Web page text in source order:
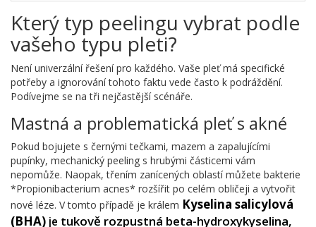
Který typ peelingu vybrat podle
vašeho typu pleti?
Není univerzální řešení pro každého. Vaše pleť má specifické
potřeby a ignorování tohoto faktu vede často k podráždění.
Podívejme se na tři nejčastější scénáře.
Mastná a problematická pleť s akné
Pokud bojujete s černými tečkami, mazem a zapalujícími
pupínky, mechanický peeling s hrubými částicemi vám
nepomůže. Naopak, třením zanícených oblastí můžete bakterie
*Propionibacterium acnes* rozšířit po celém obličeji a vytvořit
nové léze. V tomto případě je králem Kyselina salicylová
(BHA) je tukově rozpustná beta-hydroxykyselina,